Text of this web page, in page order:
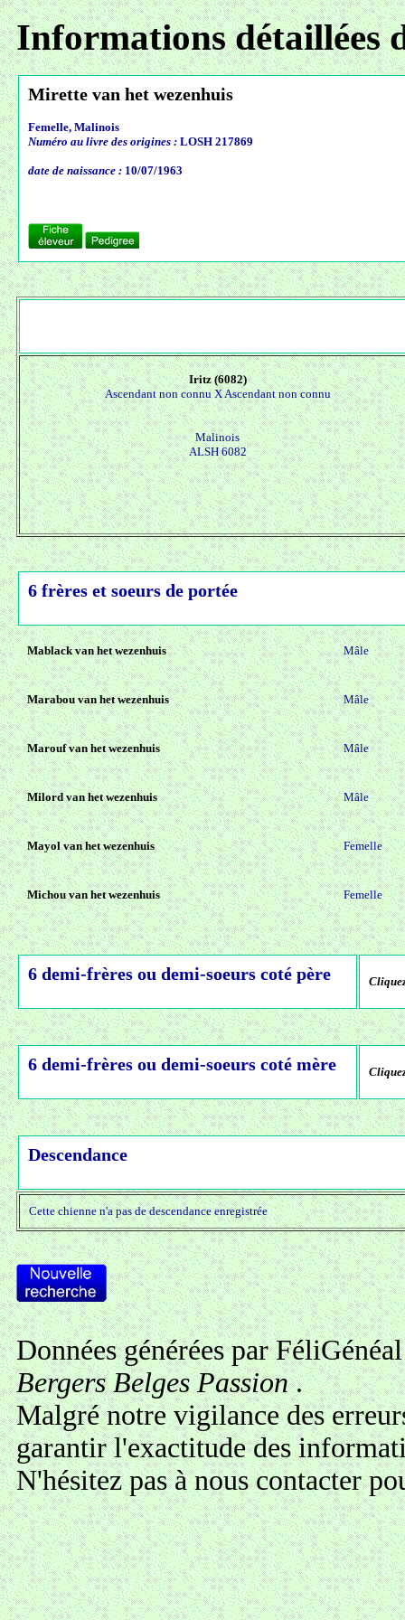
Informations détaillées
Mirette van het wezenhuis
Femelle, Malinois
Numéro au livre des origines : LOSH 217869
date de naissance : 10/07/1963
Iritz (6082)
Ascendant non connu XAscendant non connu
Malinois
ALSH 6082
6 frères et soeurs de portée
Mablack van het wezenhuis Mâle
Marabou van het wezenhuis Mâle
Marouf van het wezenhuis Mâle
Milord van het wezenhuis Mâle
Mayol van het wezenhuis Femelle
Michou van het wezenhuis Femelle
6 demi-frères ou demi-soeurs coté père
6 demi-frères ou demi-soeurs coté mère
Descendance
Cette chienne n'a pas de descendance enregistrée
Données générées par
Bergers Belges Passion.
Malgré notre vigilance des
garantir l'exactitude des
N'hésitez pas ànous contacter